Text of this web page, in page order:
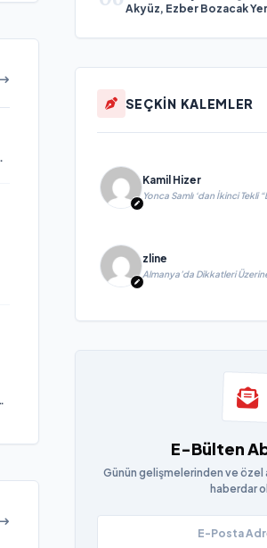
Akyüz, Ezber Bozacak
SEÇKİN KALEMLER
Kamil Hizer
Yonca Samlı ‘dan İkinci Tekli
yayımlandı
zline
Almanya’da Dikkatleri
E-Bülten
Günün gelişmelerinden ve özel
haberdar